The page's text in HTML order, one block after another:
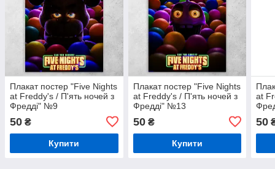
Плакат постер "Five Nights
at Freddy's / П'ять ночей з
Фредді" №9
50 ₴
Купити
Плакат постер "Five Nights
at Freddy's / П'ять ночей з
Фредді" №13
50₴
Купити
at
50